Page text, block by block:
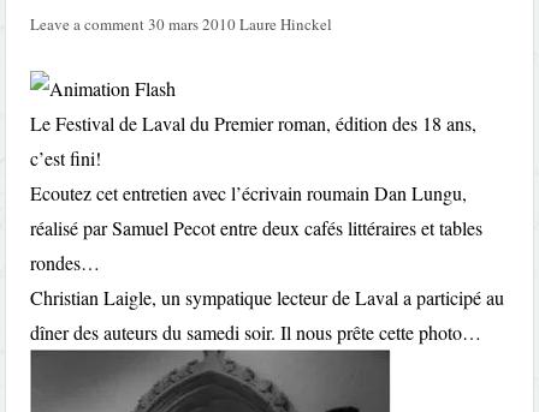
Leave a comment30 mars 2010Laure Hinckel
Le Festival de Laval du Premier roman, édition des 18 ans,
c’est fini!
Ecoutez cet entretien avec l’écrivain roumain Dan Lungu,
réalisé par Samuel Pecot entre deux cafés littéraires et tables
rondes…
Christian Laigle, un sympatique lecteur de Laval a participé au
dîner des auteurs du samedi soir. Il nous prête cette photo…